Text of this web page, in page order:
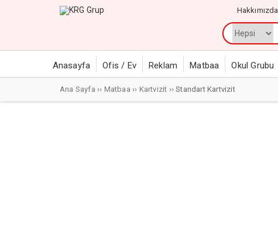
Hakkımızda
Anasayfa Ofis / Ev Reklam Matbaa Okul Grubu
Ana Sayfa ›› Matbaa ›› Kartvizit ›› Standart Kartvizit